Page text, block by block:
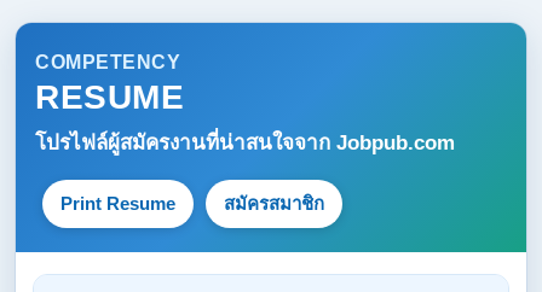
COMPETENCY
RESUME
โปรไฟล์ผู้สมัครงานที่น่าสนใจจาก Jobpub.com
Print Resume สมัครสมาชิก